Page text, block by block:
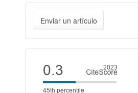
Enviar
un
artículo
Enviar un artículo
Cite
score